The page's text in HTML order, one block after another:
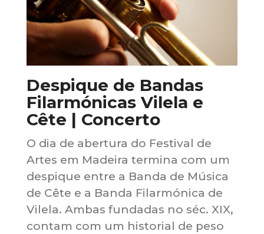
Despique de Bandas
Filarmónicas Vilela e
Cête | Concerto
O dia de abertura do Festival de
Artes em Madeira termina com um
despique entre a Banda de Música
de Cête e a Banda Filarmónica de
Vilela. Ambas fundadas no séc. XIX,
contam com um historial de peso